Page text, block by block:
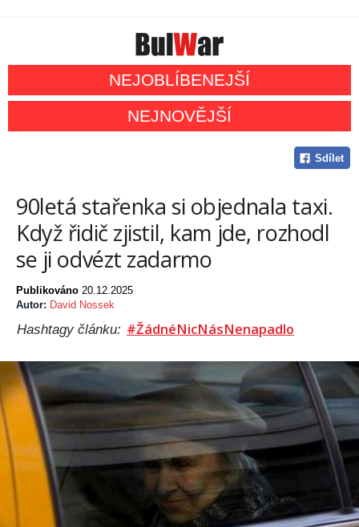
NEJOBLÍBENEJŠÍ
NEJNOVĚJŠÍ
Sdílet
90letá stařenka si objednala taxi.
Když řidič zjistil, kam jde, rozhodl
se ji odvézt zadarmo
Publikováno 20.12.2025
Autor: David Nossek
Hashtagy článku: #ŽádnéNicNásNenapadlo